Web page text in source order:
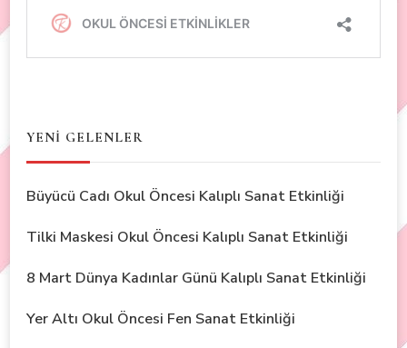
YENİ GELENLER
Büyücü Cadı Okul Öncesi Kalıplı Sanat Etkinliği
Tilki Maskesi Okul Öncesi Kalıplı Sanat Etkinliği
8 Mart Dünya Kadınlar Günü Kalıplı Sanat Etkinliği
Yer Altı Okul Öncesi Fen Sanat Etkinliği